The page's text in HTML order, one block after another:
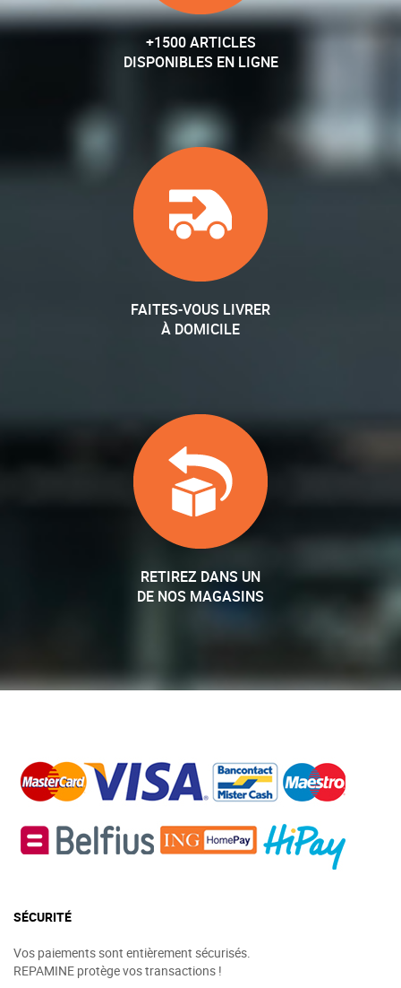
+1500 ARTICLES
DISPONIBLES EN LIGNE
FAITES-VOUS LIVRER
À DOMICILE
RETIREZ DANS UN
DE NOS MAGASINS
SÉCURITÉ
Vos paiements sont entièrement sécurisés.
REPAMINE protège vos transactions !